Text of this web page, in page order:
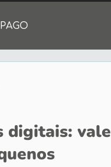
digitais: vale